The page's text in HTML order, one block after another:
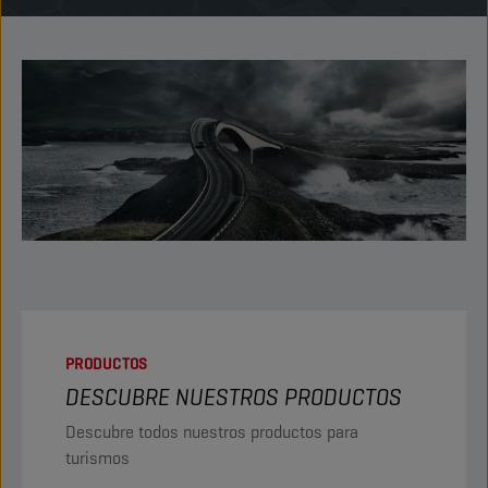
PRODUCTOS
DESCUBRE NUESTROS PRODUCTOS
Descubre todos nuestros productos para
turismos